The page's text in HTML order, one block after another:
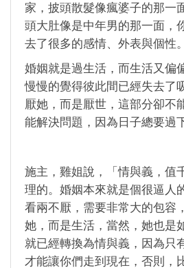
家，披頭散髮像瘋婆子的那一
頭大肚像是中年男的那一面，
去了很多的感情、外表與個性。
婚姻就是過生活，而生活又偏
慢慢的覺得彼此間已經失去了
厭她，而是厭世，這部分卻不
能解決問題，因為日子總要過
施主，雞姐說，「情與義，值
理的。婚姻本來就是個很逼人
看兩不厭，需要非常大的包容
她，而是生活，當然，她也是
就已經轉換為情與義，因為只
才能讓你們走到現在，否則，